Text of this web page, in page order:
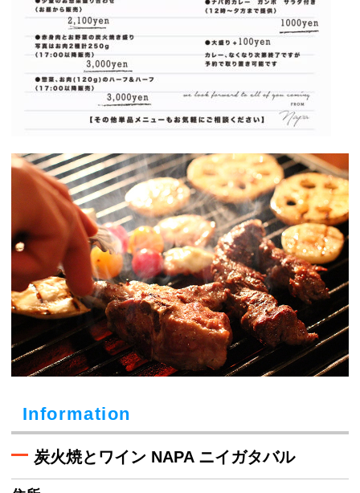
Information
炭火焼とワイン NAPA ニイガタバル